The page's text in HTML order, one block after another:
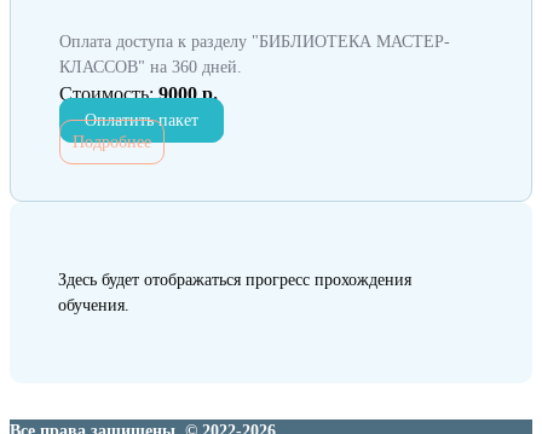
Оплата доступа к разделу "БИБЛИОТЕКА МАСТЕР-
КЛАССОВ" на 360 дней.
Стоимость: 9000 р.
Оплатить пакет
Подробнее
Здесь будет отображаться прогресс прохождения
обучения.